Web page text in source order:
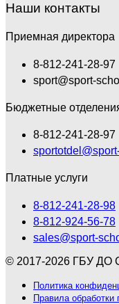
Наши контакты
Приемная директора
8-812-241-28-97
sport@sport-
Бюджетные
8-812-241-28-97
Платные услуги
8-812-241-28-98
8-812-924-56-78
sales@sport-
© 2017-2026 ГБУ ДО
Политика
Правила